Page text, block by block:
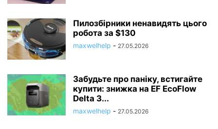
Пилозбірники ненавидять цього
робота за $130
maxwelhelp - 27.05.2026
Забудьте про паніку, встигайте
купити: знижка на EF EcoFlow
Delta 3...
maxwelhelp - 27.05.2026